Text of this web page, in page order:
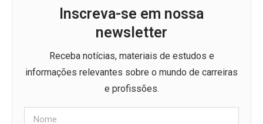
Inscreva-se em nossa
newsletter
Receba notícias, materiais de estudos e
informações relevantes sobre o mundo de carreiras
e profissões.